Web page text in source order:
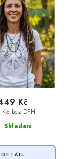
Skladem
Kč bez DPH
Kč